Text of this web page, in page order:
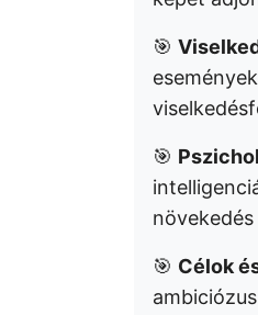
🎯
🎯
🎯 Célok